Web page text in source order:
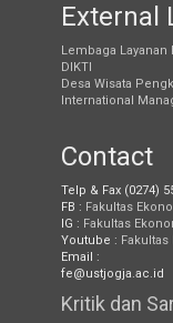
External
Lembaga Layanan
DIKTI
Desa Wisata
International
Contact
Telp & Fax (0274)
FB : Fakultas
IG : Fakultas
Youtube : Fakultas
Email :
fe@ustjogja.ac.id
Kritik dan